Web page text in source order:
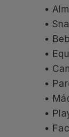
•
•
•
•
•
•
•
•
•